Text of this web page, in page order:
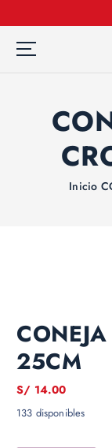
Inicio
25CM
S/ 14.00
133 disponibles